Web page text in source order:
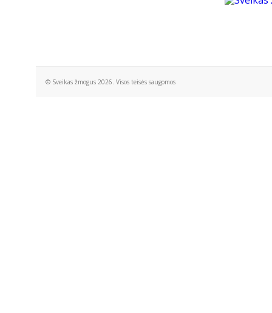
© Sveikas žmogus 2026. Visos teisės saugomos